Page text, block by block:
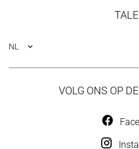
NL
VOLG ONS OP